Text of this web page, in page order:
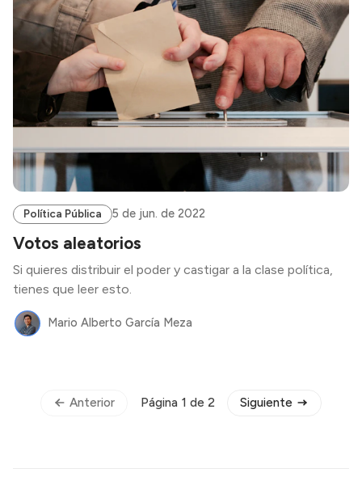
Política Pública 5 de jun. de 2022
Votos aleatorios
Si quieres distribuir el poder y castigar a la clase política,
tienes que leer esto.
Mario Alberto García Meza
Anterior Página 1 de 2 Siguiente